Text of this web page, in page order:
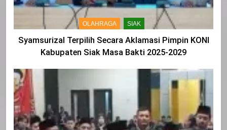
OLAHRAGA SIAK
Syamsurizal Terpilih Secara Aklamasi Pimpin KONI
Kabupaten Siak Masa Bakti 2025-2029